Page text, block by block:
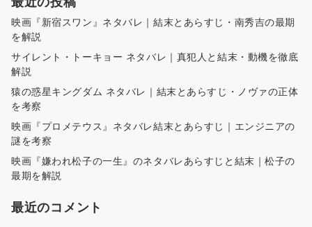
映画『新宿スワン』ネタバレ｜結末とあらすじ・南秀吉の最期
を解説
サイレント・トーキョー ネタバレ｜真犯人と結末・動機を徹底
解説
猿の惑星キングダム ネタバレ｜結末とあらすじ・ノヴァの正体
を考察
映画『プロメテウス』ネタバレ結末とあらすじ｜エンジニアの
謎を考察
映画『嫌われ松子の一生』のネタバレあらすじと結末｜松子の
最期を解説
最近のコメント